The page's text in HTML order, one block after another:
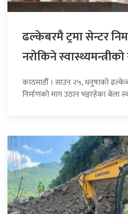
ढल्केबरमै ट्रमा सेन्टर
नरोकिने
काठमाडौँ । साउन २५, धनुषाको
निर्माणको माग उठान भइरहेका बेला